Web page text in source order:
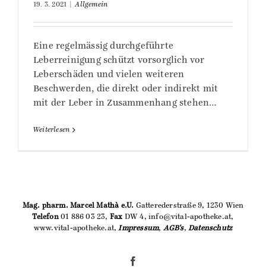
19. 3. 2021 Allgemein
Eine regelmässig durchgeführte
Leberreinigung schützt vorsorglich vor
Leberschäden und vielen weiteren
Beschwerden, die direkt oder indirekt mit
mit der Leber in Zusammenhang stehen…
Weiterlesen
Mag. pharm. Marcel Mathà e.U. Gatterederstraße 9, 1230 Wien
Telefon01 886 03 23, FaxDW 4, info@vital-apotheke.at,
www.vital-apotheke.at,Impressum, AGB's,Datenschutz